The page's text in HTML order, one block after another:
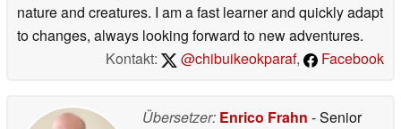
nature and creatures. I am a fast learner and quickly adapt
to changes, always looking forward to new adventures.
Kontakt:
@chibuikeokparaf, Facebook
Übersetzer: Enrico Frahn - Senior